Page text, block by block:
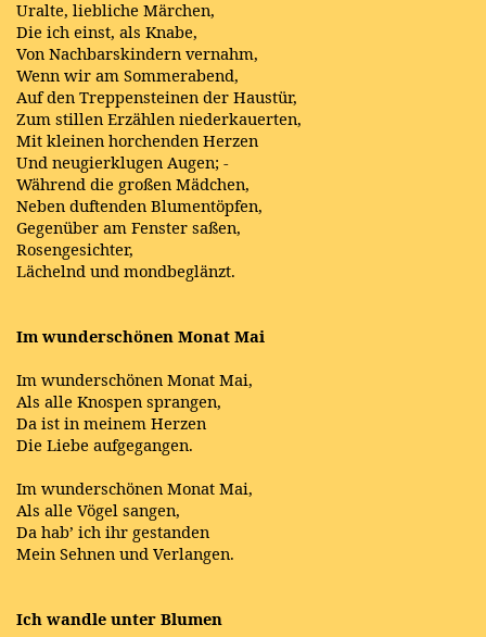
Uralte, liebliche Märchen,
Die ich einst, als Knabe,
Von Nachbarskindern vernahm,
Wenn wir am Sommerabend,
Auf den Treppensteinen der Haustür,
Zum stillen Erzählen niederkauerten,
Mit kleinen horchenden Herzen
Und neugierklugen Augen; -
Während die großen Mädchen,
Neben duftenden Blumentöpfen,
Gegenüber am Fenster saßen,
Rosengesichter,
Lächelnd und mondbeglänzt.
Im wunderschönen Monat Mai
Im wunderschönen Monat Mai,
Als alle Knospen sprangen,
Da ist in meinem Herzen
Die Liebe aufgegangen.
Im wunderschönen Monat Mai,
Als alle Vögel sangen,
Da hab’ ich ihr gestanden
Mein Sehnen und Verlangen.
Ich wandle unter Blumen